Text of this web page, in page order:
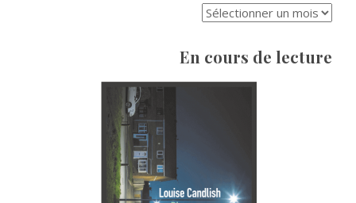
En cours de lecture